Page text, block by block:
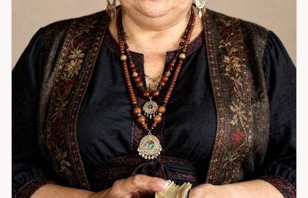
Если вы чувствуете, что ходите по кругу — скорее всего,
мы ещё не добирались до настоящей причины. Давайте
доберёмся.